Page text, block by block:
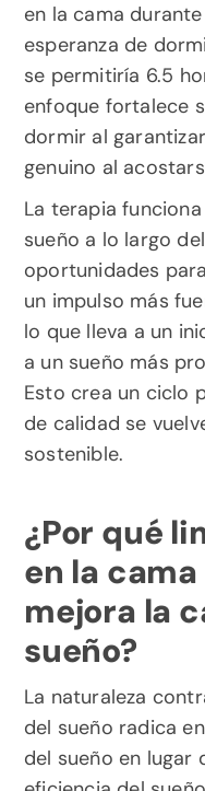
en la cama
esperanza de
se permitiría 6.5
enfoque fortalece
dormir al
genuino al
La terapia
sueño a lo largo
oportunidades
un impulso más
lo que lleva a un
a un sueño más
Esto crea un ciclo
de calidad se
sostenible.
¿Por qué
en la
mejora la
sueño?
La naturaleza
del sueño radica
del sueño en lugar